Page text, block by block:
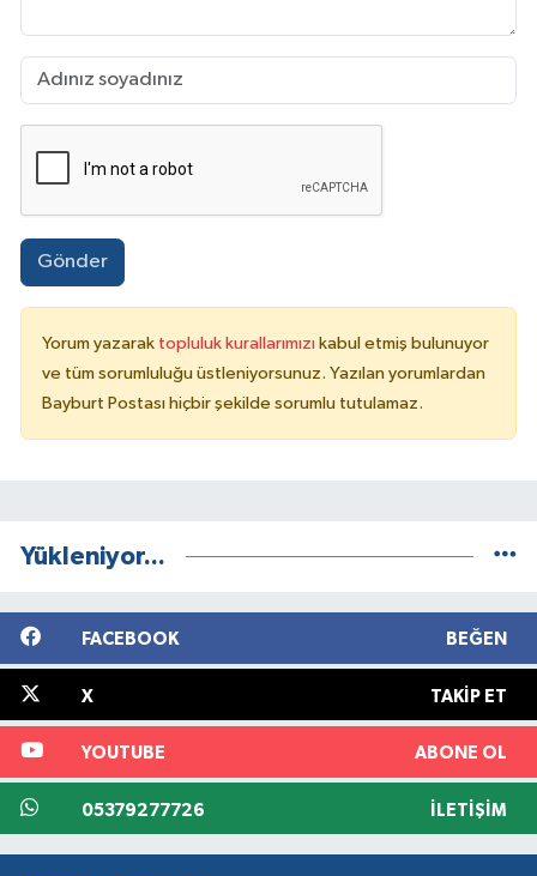
Gönder
Yorum yazarak topluluk kurallarımızı kabul etmiş bulunuyor
ve tüm sorumluluğu üstleniyorsunuz. Yazılan yorumlardan
Bayburt Postası hiçbir şekilde sorumlu tutulamaz.
Yükleniyor...
FACEBOOK BEĞEN
X TAKIP ET
YOUTUBE ABONE OL
05379277726 İLETIŞIM